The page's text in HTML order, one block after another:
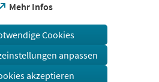
Mehr Infos
Cookies
anpassen
akzeptieren